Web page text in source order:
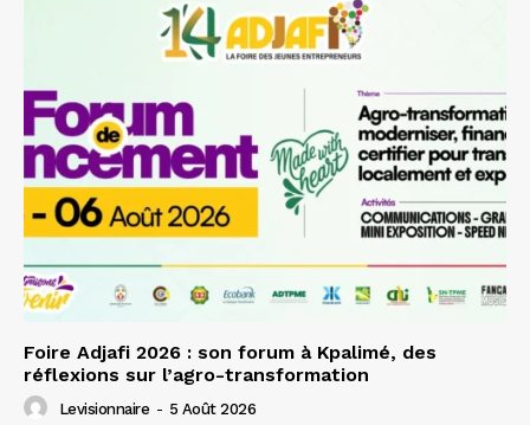
Foire Adjafi 2026 : son forum à Kpalimé, des
réflexions sur l’agro-transformation
Levisionnaire - 5 Août 2026